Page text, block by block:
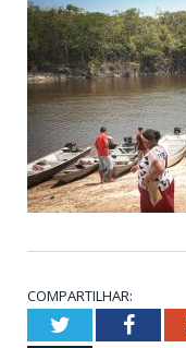
COMPARTILHAR:
Twitter